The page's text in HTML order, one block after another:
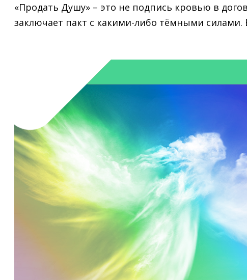
«Продать Душу» – это не подпись кровью в
заключает пакт с какими-либо тёмными